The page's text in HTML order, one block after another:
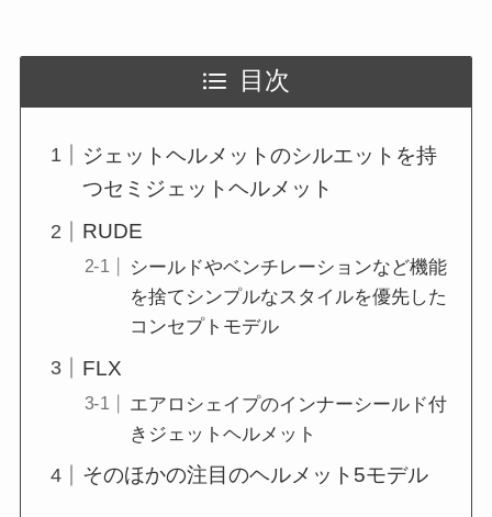
目次
ジェットヘルメットのシルエットを持
つセミジェットヘルメット
RUDE
シールドやベンチレーションなど機能
を捨てシンプルなスタイルを優先した
コンセプトモデル
FLX
エアロシェイプのインナーシールド付
きジェットヘルメット
そのほかの注目のヘルメット5モデル